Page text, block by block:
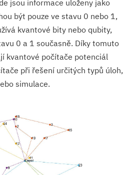
jsou informace uloženy jako
být pouze ve stavu 0 nebo 1,
kvantové bity nebo qubity,
0 a 1 současně. Díky tomuto
kvantové počítače potenciál
při řešení určitých typů úloh,
simulace.